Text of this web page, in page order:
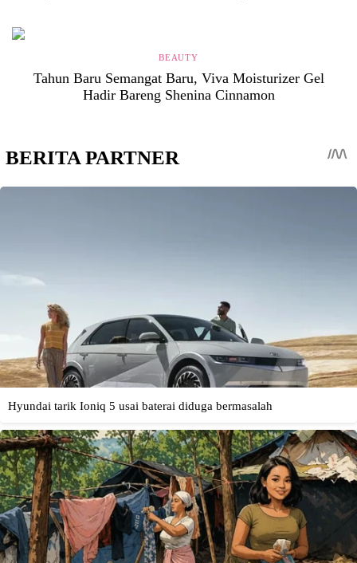
BEAUTY
Tahun Baru Semangat Baru, Viva Moisturizer Gel
Hadir Bareng Shenina Cinnamon